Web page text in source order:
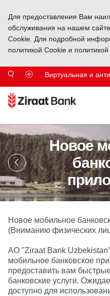
Для предоставления Вам
обслуживания на нашем
Cookie. Для подробной
политикой Cookie и политикой
Виртуальная и
Новое
Новое мобильное
(Вниманию физических
АО "Ziraat Bank
мобильное банковское
предоставить вам
банковские услуги.
доступно для